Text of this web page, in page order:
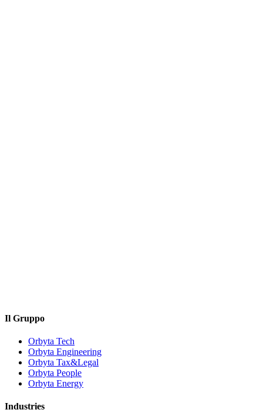
Il Gruppo
Orbyta Tech
Orbyta Engineering
Orbyta Tax&Legal
Orbyta People
Orbyta Energy
Industries